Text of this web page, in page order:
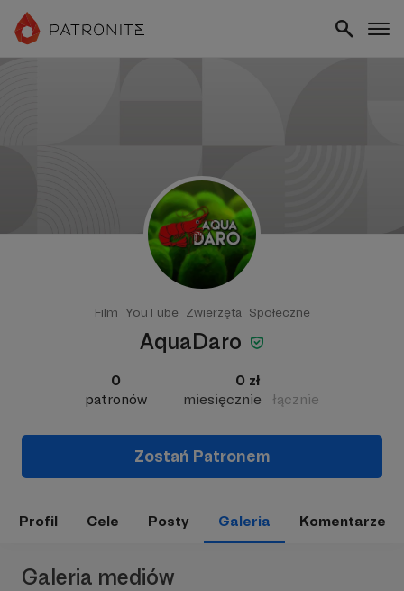
Film YouTube Zwierzęta Społeczne
AquaDaro
0
patronów
0 zł
miesięcznie
łącznie
Zostań Patronem
Profil Cele Posty Galeria Komentarze
Galeria mediów